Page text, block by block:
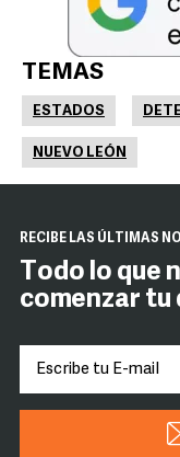
TEMAS
ESTADOS
NUEVO LEÓN
RECIBE LAS ÚLTIMAS
Todo lo que
comenzar tu